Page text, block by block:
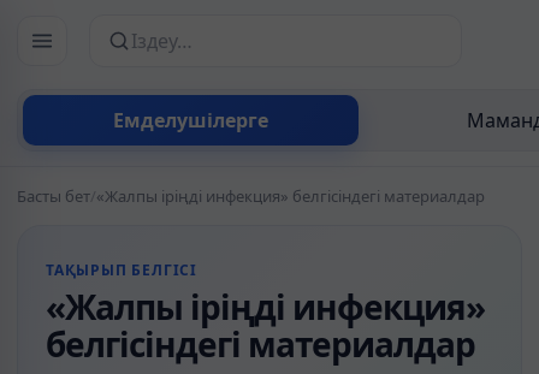
Емделушілерге
Сайттан іздеу
Басты бет/«Жалпы іріңді инфекция» белгісіндегі материалдар
ТАҚЫРЫП БЕЛГІСІ
«Жалпы іріңді инфекция»
белгісіндегі материалдар